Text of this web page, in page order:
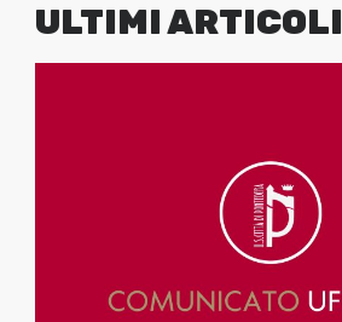
ULTIMI ARTICOLI